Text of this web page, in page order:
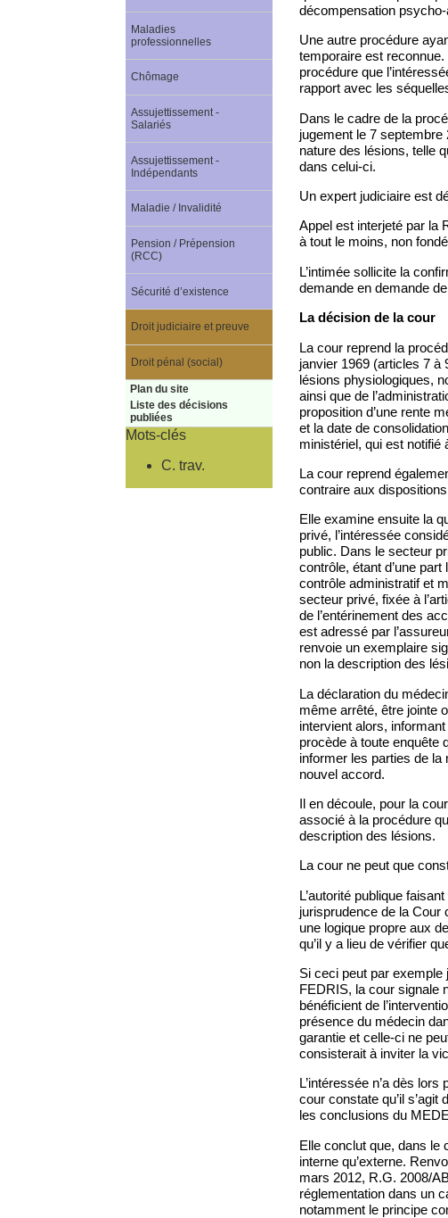
décompensation
Une autre procédure
temporaire est reconnue.
procédure que
rapport avec les
Dans le cadre de la
jugement le 7 septembre
nature des lésions, telle
dans celui-ci.
Un expert judiciaire est
Appel est interjeté par la
à tout le moins, non
L’intimée sollicite la
demande en demande
La décision de la cour
La cour reprend la
janvier 1969 (articles 7 à
lésions physiologiques,
ainsi que de
proposition d’une rente
et la date de
ministériel, qui est notifié
La cour reprend
contraire aux
Elle examine ensuite la
privé, l’intéressée
public. Dans le secteur
contrôle, étant d’une
contrôle administratif et
secteur privé, fixée à
de l’entérinement des
est adressé par
renvoie un exemplaire
non la description des
La déclaration du
même arrêté, être jointe
intervient alors,
procède à toute enquête
informer les parties de la
nouvel accord.
Il en découle, pour la
associé à la procédure
description des lésions.
La cour ne peut que
L’autorité publique
jurisprudence de la Cour
une logique propre aux
qu’il y a lieu de vérifier
Si ceci peut par exemple
FEDRIS, la cour signale
bénéficient de
présence du médecin
garantie et celle-ci ne
consisterait à inviter la
L’intéressée n’a dès
cour constate qu’il s’agit
les conclusions du
Elle conclut que, dans le
interne qu’externe.
mars 2012, R.G. 2008/
réglementation dans un
notamment le principe
Maladies
professionnelles
Chômage
Assujettissement -
Salariés
Assujettissement -
Indépendants
Maladie / Invalidité
Pension / Prépension
(RCC)
Sécurité d’existence
Droit judiciaire et preuve
Droit pénal (social)
Plan du site
Liste des décisions
publiées
Mots-clés
C. trav.